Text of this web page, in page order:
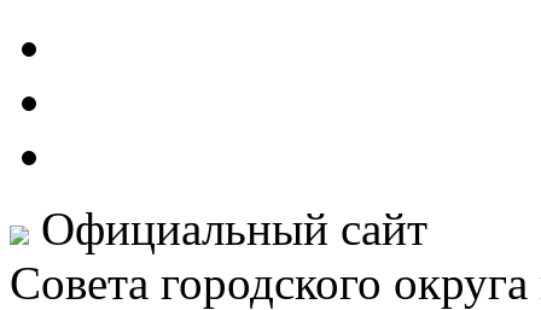
Официальный сайт
Совета городского